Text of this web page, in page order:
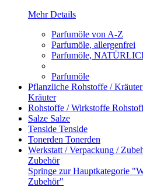
Mehr Details
Parfumöle von A-Z
Parfumöle, allergenfrei
Parfumöle,
Parfumöle
Pflanzliche Rohstoffe / Kräuter
Kräuter
Rohstoffe / Wirkstoffe
Salze Salze
Tenside Tenside
Tonerden Tonerden
Werkstatt / Verpackung /
Zubehör
Springe zur Hauptkategorie
Zubehör"